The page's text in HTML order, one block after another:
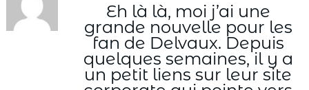
Eh là là, moi j’ai une
grande nouvelle pour les
fan de Delvaux. Depuis
quelques semaines, il y a
un petit liens sur leur site